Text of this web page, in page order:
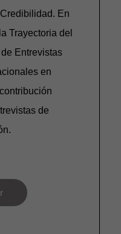
En
Trayectoria del
Entrevistas
en
de